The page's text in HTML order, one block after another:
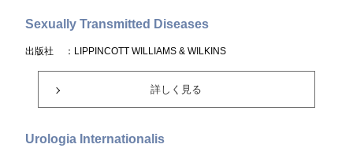
Sexually Transmitted Diseases
出版社 ：LIPPINCOTT WILLIAMS & WILKINS
詳しく見る
Urologia Internationalis